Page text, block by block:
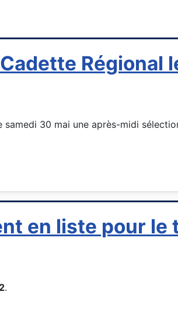
Régional
30 mai une après-midi
en liste pour le
.